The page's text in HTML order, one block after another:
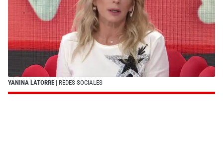
YANINA LATORRE | REDES SOCIALES